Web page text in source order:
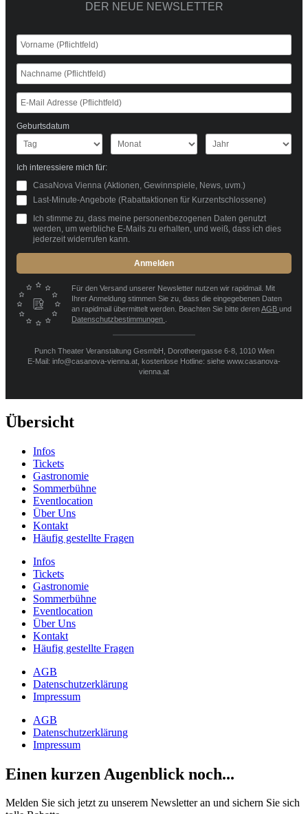
DER NEUE NEWSLETTER
Geburtsdatum
Ich interessiere mich für:
CasaNova Vienna (Aktionen, Gewinnspiele, News, uvm.)
Last-Minute-Angebote (Rabattaktionen für Kurzentschlossene)
Ich stimme zu, dass meine personenbezogenen Daten genutzt
werden, um werbliche E-Mails zu erhalten, und weiß, dass ich dies
jederzeit widerrufen kann.
Anmelden
Für den Versand unserer Newsletter nutzen wir rapidmail. Mit
Ihrer Anmeldung stimmen Sie zu, dass die eingegebenen Daten
an rapidmail übermittelt werden. Beachten Sie bitte derenAGB und
Datenschutzbestimmungen
Punch Theater Veranstaltung GesmbH, Dorotheergasse 6-8, 1010 Wien
E-Mail: info@casanova-vienna.at, kostenlose Hotline: siehe www.casanova-
vienna.at
Übersicht
Infos
Tickets
Gastronomie
Sommerbühne
Eventlocation
Über Uns
Kontakt
Häufig gestellte Fragen
Infos
Tickets
Gastronomie
Sommerbühne
Eventlocation
Über Uns
Kontakt
Häufig gestellte Fragen
AGB
Datenschutzerklärung
Impressum
AGB
Datenschutzerklärung
Impressum
Einen kurzen Augenblick noch...
Melden Sie sich jetzt zu unserem Newsletter an und sichern Sie sich